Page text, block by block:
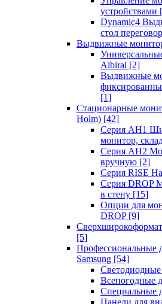
устройствами
Dynamic4
стол
Выдвижные
Albiral [2]
Выдвижные
[1]
Стационарные
Holm) [42]
Серия AH1
монитор,
Серия AH2
вручную [2]
Серия RISE
Серия DROP
в стену [15]
Опции для
DROP [9]
[5]
Профессиональные
Samsung [54]
Светодиодные
Всепогодные
Специальные
Панели для